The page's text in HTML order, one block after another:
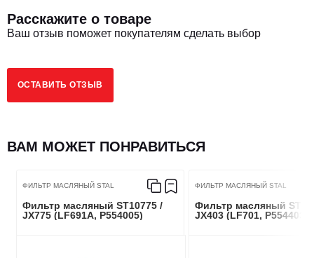
Расскажите о товаре
Ваш отзыв поможет покупателям сделать выбор
ОСТАВИТЬ ОТЗЫВ
ВАМ МОЖЕТ ПОНРАВИТЬСЯ
ФИЛЬТР МАСЛЯНЫЙ STAL
Фильтр масляный ST10775 /
JX775 (LF691A, P554005)
ФИЛЬТР МАСЛЯНЫЙ STAL
Фильтр масляный
JX403 (LF701, P554403)